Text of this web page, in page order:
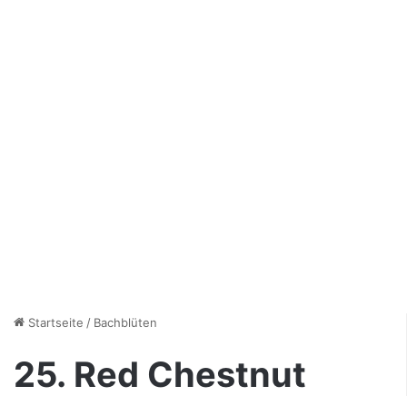
Startseite / Bachblüten
25. Red Chestnut